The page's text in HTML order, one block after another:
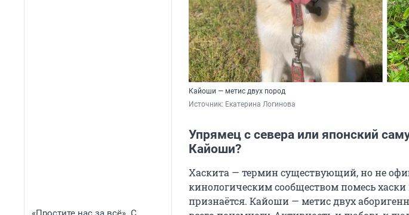
Кайоши — метис двух пород
Источник: Екатерина Логинова
Упрямец с севера или японский
Кайоши?
Хаскита — термин существующий, но не
кинологическим сообществом помесь
признаётся. Кайоши — метис двух